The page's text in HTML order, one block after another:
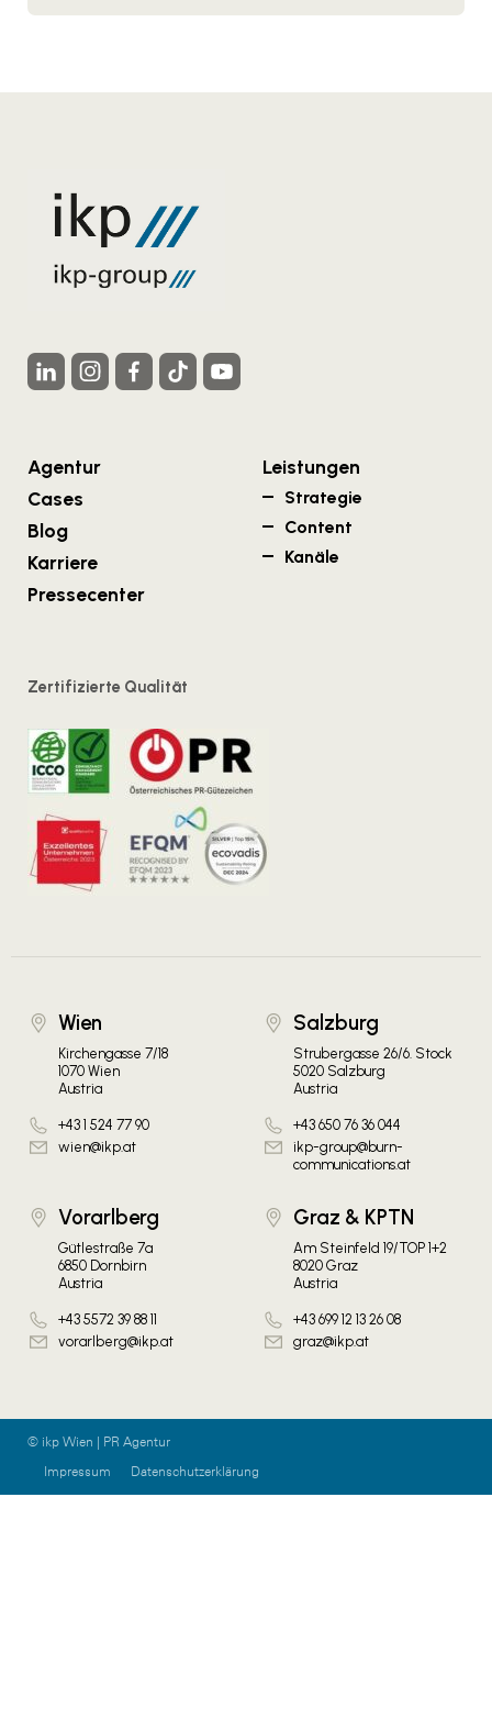
Agentur
Cases
Blog
Karriere
Pressecenter
Leistungen
Strategie
Content
Kanäle
Zertifizierte Qualität
Wien
Kirchengasse 7/18
1070 Wien
Austria
+43 1 524 77 90
wien@ikp.at
Salzburg
Strubergasse 26/6. Stock
5020 Salzburg
Austria
+43 650 76 36 044
ikp-group@burn-
communications.at
Vorarlberg
Gütlestraße 7a
6850 Dornbirn
Austria
+43 5572 39 88 11
vorarlberg@ikp.at
Graz & KPTN
Am Steinfeld 19/TOP 1+2
8020 Graz
Austria
+43 699 12 13 26 08
graz@ikp.at
© ikp Wien | PR Agentur
Impressum
Datenschutzerklärung